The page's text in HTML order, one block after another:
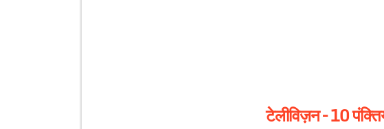
टेलीविज़न – 10